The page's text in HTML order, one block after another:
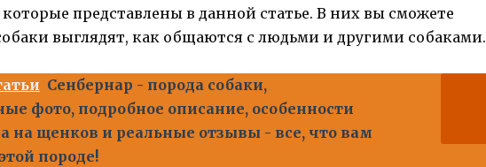
представлены в данной статье. В них вы сможете
выглядят, как общаются с людьми и другими собаками.
Сенбернар - порода собаки,
фото, подробное описание, особенности
на щенков и реальные отзывы - все, что вам
породе!